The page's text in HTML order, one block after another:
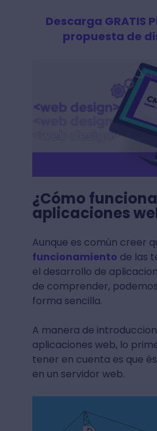
Descarga GRATIS
propuesta de
¿Cómo
aplicaciones
Aunque es común creer
funcionamiento de las
el desarrollo de
de comprender,
forma sencilla.
A manera de
aplicaciones web, lo
tener en cuenta es que
en un servidor web.